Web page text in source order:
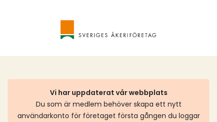
Vi har uppdaterat vår webbplats
Du som är medlem behöver skapa ett nytt
användarkonto för företaget första gången du loggar